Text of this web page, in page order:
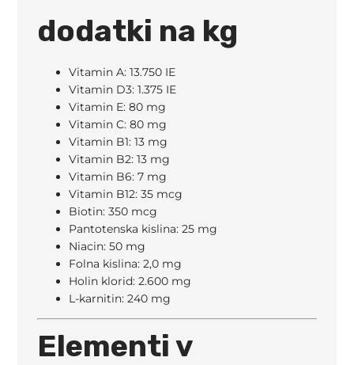
dodatki na kg
Vitamin A: 13.750 IE
Vitamin D3: 1.375 IE
Vitamin E: 80 mg
Vitamin C: 80 mg
Vitamin B1: 13 mg
Vitamin B2: 13 mg
Vitamin B6: 7 mg
Vitamin B12: 35 mcg
Biotin: 350 mcg
Pantotenska kislina: 25 mg
Niacin: 50 mg
Folna kislina: 2,0 mg
Holin klorid: 2.600 mg
L-karnitin: 240 mg
Elementi v